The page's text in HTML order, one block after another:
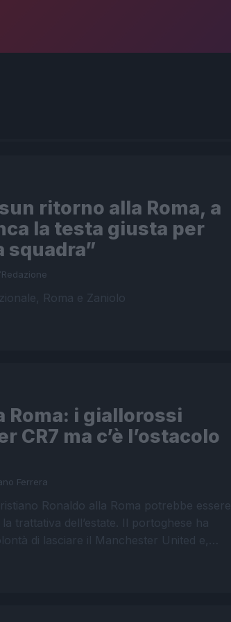
ritorno alla Roma, a
la testa giusta per
squadra”
Redazione
Roma e Zaniolo
Roma: i giallorossi
CR7 ma c’è l’ostacolo
Ferrera
Ronaldo alla Roma potrebbe essere
trattativa dell’estate. Il portoghese ha
di lasciare il Manchester United e,…